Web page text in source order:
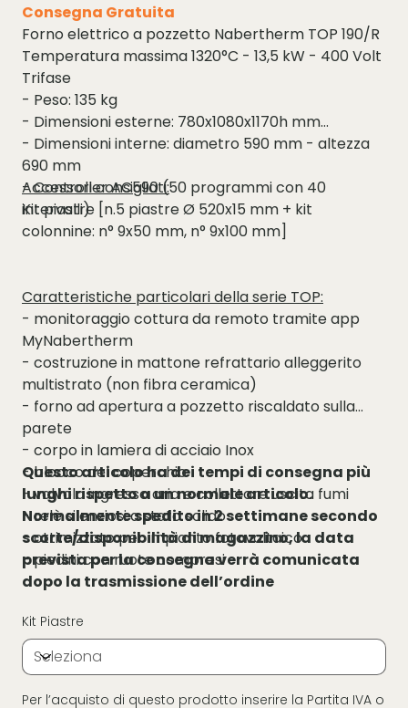
Consegna Gratuita
Forno elettrico a pozzetto Nabertherm TOP 190/R
Temperatura massima 1320°C - 13,5 kW - 400 Volt
Trifase
- Peso: 135 kg
- Dimensioni esterne: 780x1080x1170h mm
- Dimensioni interne: diametro 590 mm - altezza
690 mm
- Controller AC590 (50 programmi con 40
intervalli)
Accessori consigliati:
Kit piastre [n.5 piastre Ø 520x15 mm + kit
colonnine: n° 9x50 mm, n° 9x100 mm]
Caratteristiche particolari della serie TOP:
- monitoraggio cottura da remoto tramite app
MyNabertherm
- costruzione in mattone refrattario alleggerito
multistrato (non fibra ceramica)
- forno ad apertura a pozzetto riscaldato sulla
parete
- corpo in lamiera di acciaio Inox
- blocco del coperchio
- valvola ingresso aria e collettore uscita fumi
- relè silenziosi a stato solido
- ottimizzato per impianto fotovoltaico
- piedini con ruote compresi
Questo articolo ha dei tempi di consegna più
lunghi rispetto a un normale articolo.
Normalmente spedito in 2 settimane secondo
scorte/disponibilità di magazzino, la data
prevista per la consegna verrà comunicata
dopo la trasmissione dell’ordine
Kit Piastre
Per l’acquisto di questo prodotto inserire la Partita IVA o